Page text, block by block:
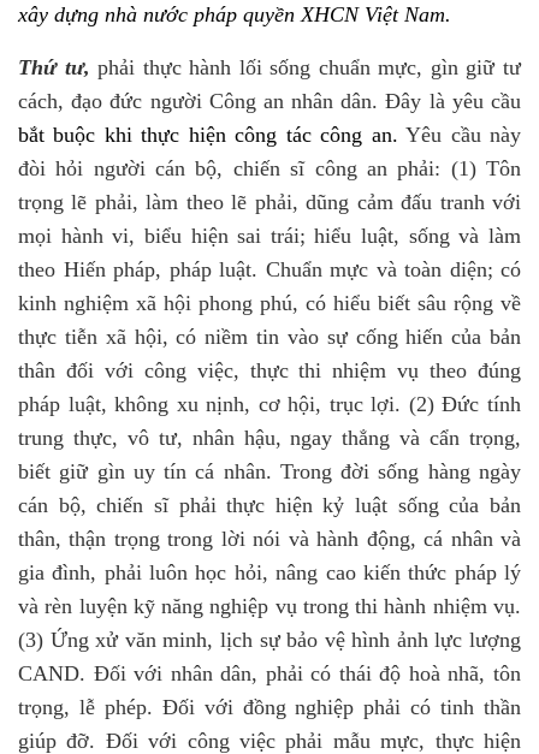
xây dựng nhà nước pháp quyền XHCN Việt Nam.
Thứ tư, phải thực hành lối sống chuẩn mực, gìn giữ tư
cách, đạo đức người Công an nhân dân. Đây là yêu cầu
bắt buộc khi thực hiện công tác công an.Yêu cầu này
đòi hỏi người cán bộ, chiến sĩ công an phải: (1) Tôn
trọng lẽ phải, làm theo lẽ phải, dũng cảm đấu tranh với
mọi hành vi, biểu hiện sai trái; hiểu luật, sống và làm
theo Hiến pháp, pháp luật. Chuẩn mực và toàn diện; có
kinh nghiệm xã hội phong phú, có hiểu biết sâu rộng về
thực tiễn xã hội, có niềm tin vào sự cống hiến của bản
thân đối với công việc, thực thi nhiệm vụ theo đúng
pháp luật, không xu nịnh, cơ hội, trục lợi. (2) Đức tính
trung thực, vô tư, nhân hậu, ngay thẳng và cẩn trọng,
biết giữ gìn uy tín cá nhân. Trong đời sống hàng ngày
cán bộ, chiến sĩ phải thực hiện kỷ luật sống của bản
thân, thận trọng trong lời nói và hành động, cá nhân và
gia đình, phải luôn học hỏi, nâng cao kiến thức pháp lý
và rèn luyện kỹ năng nghiệp vụ trong thi hành nhiệm vụ.
(3) Ứng xử văn minh, lịch sự bảo vệ hình ảnh lực lượng
CAND. Đối với nhân dân, phải có thái độ hoà nhã, tôn
trọng, lễ phép. Đối với đồng nghiệp phải có tinh thần
giúp đỡ. Đối với công việc phải mẫu mực, thực hiện